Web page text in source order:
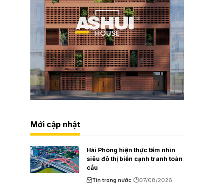
Mới cập nhật
Hải Phòng hiện thực tầm nhìn
siêu đô thị biển cạnh tranh toàn
cầu
Tin trong nước 07/08/2026